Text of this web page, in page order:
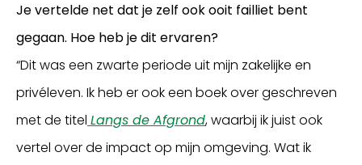
Je vertelde net dat je zelf ook ooit failliet bent
gegaan. Hoe heb je dit ervaren?
“Dit was een zwarte periode uit mijn zakelijke en
privéleven. Ik heb er ook een boek over geschreven
met de titel Langs de Afgrond, waarbij ik juist ook
vertel over de impact op mijn omgeving. Wat ik